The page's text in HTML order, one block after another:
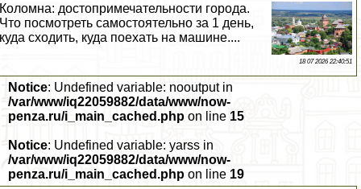
Коломна: достопримечательности города.
Что посмотреть самостоятельно за 1 день,
куда сходить, куда поехать на машине....
18 07 2026 22:40:51
Notice: Undefined variable: nooutput in
/var/www/iq22059882/data/www/now-
penza.ru/i_main_cached.php on line 15
Notice: Undefined variable: yarss in
/var/www/iq22059882/data/www/now-
penza.ru/i_main_cached.php on line 19